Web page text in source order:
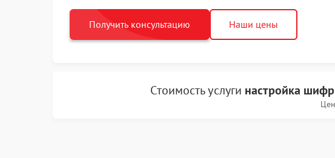
Получить консультацию Наши цены
Стоимость услуги настройка